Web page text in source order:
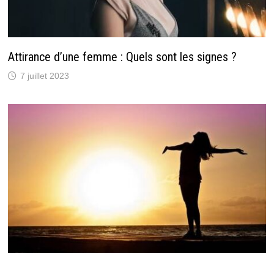
Attirance d’une femme : Quels sont les signes ?
7 juillet 2023